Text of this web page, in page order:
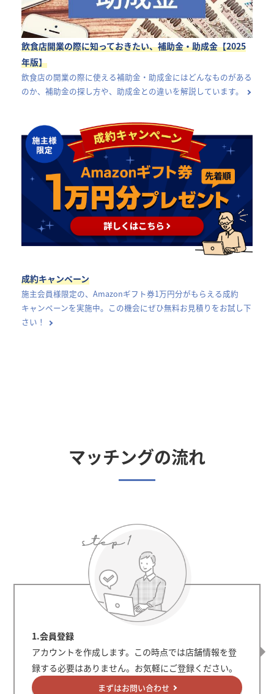
飲食店開業の際に知っておきたい、補助金・助成金【2025
年版】
飲食店の開業の際に使える補助金・助成金にはどんなものがある
のか、補助金の探し方や、助成金との違いを解説しています。
成約キャンペーン
施主会員様限定の、Amazonギフト券1万円分がもらえる成約
キャンペーンを実施中。この機会にぜひ無料お見積りをお試し下
さい！
マッチングの流れ
1.会員登録
アカウントを作成します。この時点では店舗情報を登
録する必要はありません。お気軽にご登録ください。
まずはお問い合わせ